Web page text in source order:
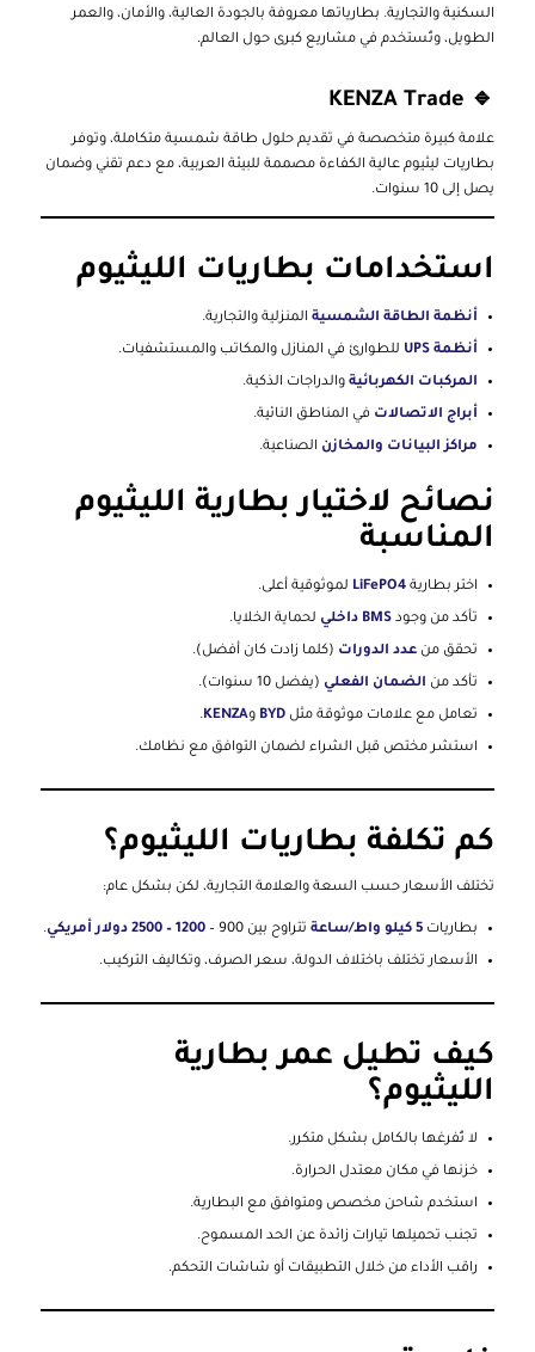
السكنية والتجارية. بطارياتها معروفة بالجودة العالية، والأمان، والعمر
الطويل، وتُستخدم في مشاريع كبرى حول العالم.
🔹
KENZA Trade
علامة كبيرة متخصصة في تقديم حلول طاقة شمسية متكاملة، وتوفر
بطاريات ليثيوم عالية الكفاءة مصممة للبيئة العربية، مع دعم تقني وضمان
يصل إلى 10 سنوات.
استخدامات بطاريات الليثيوم
أنظمة الطاقة الشمسيةالمنزلية والتجارية.
أنظمة UPS للطوارئ في المنازل والمكاتب والمستشفيات.
المركبات الكهربائيةوالدراجات الذكية.
أبراج الاتصالات في المناطق النائية.
مراكز البيانات والمخازن الصناعية.
نصائح لاختيار بطارية الليثيوم
المناسبة
اختر بطارية LiFePO4 لموثوقية أعلى.
تأكد من وجود BMS داخلي لحماية الخلايا.
تحقق من عدد الدورات (كلما زادت كان أفضل).
تأكد من الضمان الفعلي (يفضل 10 سنوات).
تعامل مع علامات موثوقة مثل BYD وKENZA
.
استشر مختص قبل الشراء لضمان التوافق مع نظامك.
كم تكلفة بطاريات الليثيوم؟
تختلف الأسعار حسب السعة والعلامة التجارية، لكن بشكل عام:
بطاريات 5 كيلو واط/ساعة تتراوح بين 900 – 1200 – 2500 دولار أمريكي .
الأسعار تختلف باختلاف الدولة، سعر الصرف، وتكاليف التركيب.
كيف تطيل عمر بطارية
الليثيوم؟
لا تُفرغها بالكامل بشكل متكرر.
خزنها في مكان معتدل الحرارة.
استخدم شاحن مخصص ومتوافق مع البطارية.
تجنب تحميلها تيارات زائدة عن الحد المسموح.
راقب الأداء من خلال التطبيقات أو شاشات التحكم.